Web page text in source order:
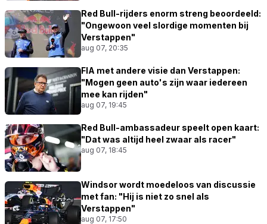
Red Bull-rijders enorm streng beoordeeld:
"Ongewoon veel slordige momenten bij
Verstappen"
aug 07, 20:35
FIA met andere visie dan Verstappen:
"Mogen geen auto's zijn waar iedereen
mee kan rijden"
aug 07, 19:45
Red Bull-ambassadeur speelt open kaart:
"Dat was altijd heel zwaar als racer"
aug 07, 18:45
Windsor wordt moedeloos van discussie
met fan: "Hij is niet zo snel als
Verstappen"
aug 07, 17:50